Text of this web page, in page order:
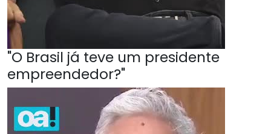
"O Brasil já teve um presidente
empreendedor?"